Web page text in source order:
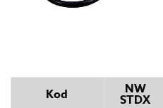
Kod NW
STDX